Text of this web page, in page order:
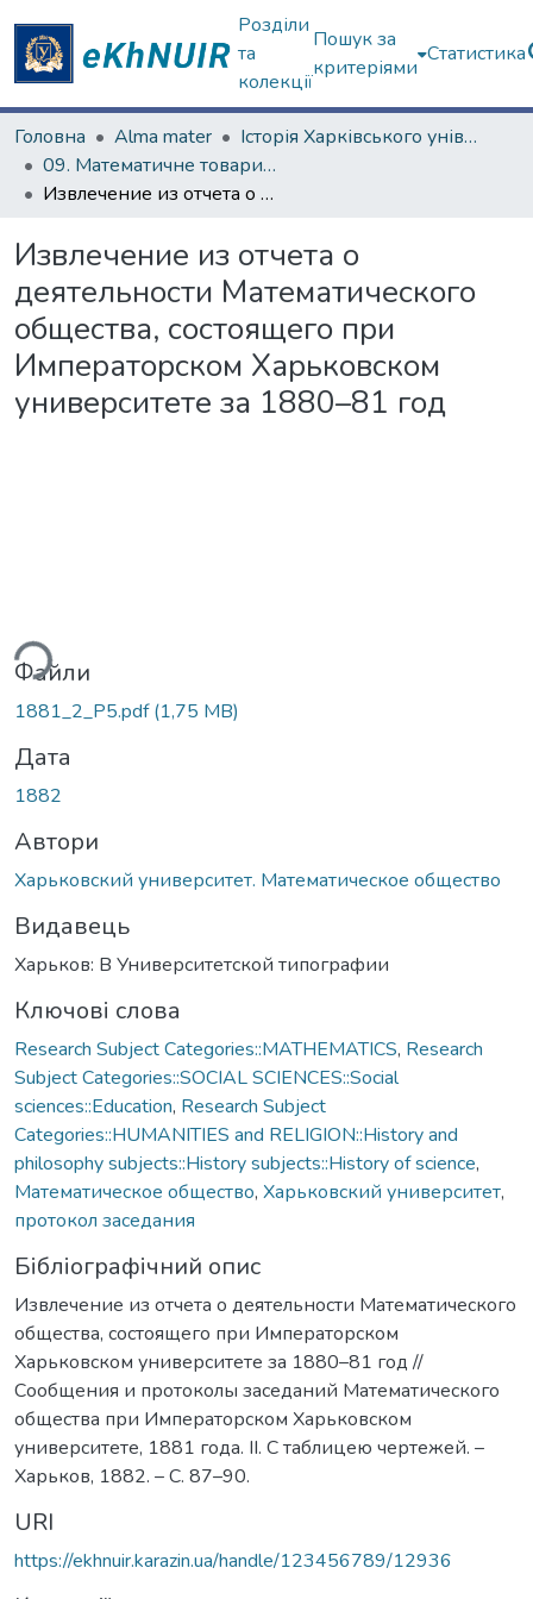
Розділи
та
колекції
Пошук за
критеріями
Статистика
Головна Alma mater
Історія Харківського університету
09. Математичне товариство (з 1879 р.)
Извлечение из отчета о деятельности Математического общества, состоящего при Императорском Харьковском университете за 1880–81 год
Извлечение из отчета о
деятельности Математического
общества, состоящего при
Императорском Харьковском
университете за 1880–81 год
Файли
1881_2_P5.pdf(1,75 MB)
Дата
1882
Автори
Харьковский университет. Математическое общество
Видавець
Харьков: В Университетской типографии
Ключові слова
Research Subject Categories::MATHEMATICS, Research
Subject Categories::SOCIAL SCIENCES::Social
sciences::Education, Research Subject
Categories::HUMANITIES and RELIGION::History and
philosophy subjects::History subjects::History of science,
Математическое общество, Харьковский университет,
протокол заседания
Бібліографічний опис
Извлечение из отчета о деятельности Математического
общества, состоящего при Императорском
Харьковском университете за 1880–81 год //
Сообщения и протоколы заседаний Математического
общества при Императорском Харьковском
университете, 1881 года. ІІ. С таблицею чертежей. –
Харьков, 1882. – С. 87–90.
URI
https://ekhnuir.karazin.ua/handle/123456789/12936